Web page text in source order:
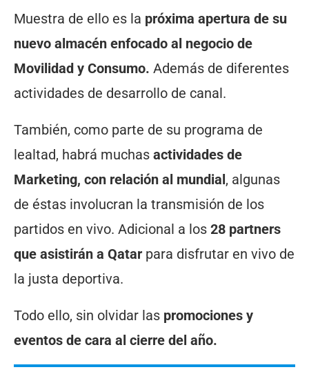
Muestra de ello es la próxima apertura de su
nuevo almacén enfocado al negocio de
Movilidad y Consumo. Además de diferentes
actividades de desarrollo de canal.
También, como parte de su programa de
lealtad, habrá muchas actividades de
Marketing, con relación al mundial, algunas
de éstas involucran la transmisión de los
partidos en vivo. Adicional a los 28 partners
que asistirán a Qatar para disfrutar en vivo de
la justa deportiva.
Todo ello, sin olvidar las promociones y
eventos de cara al cierre del año.